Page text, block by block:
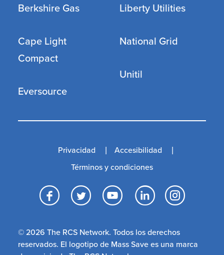
Berkshire Gas
Cape Light
Compact
Eversource
Liberty Utilities
National Grid
Unitil
Facebook
TwitterYouTube
Privacidad
Accesibilidad
Términos y condiciones
© 2026 The RCS Network. Todos los derechos
reservados. El logotipo de Mass Save es una marca